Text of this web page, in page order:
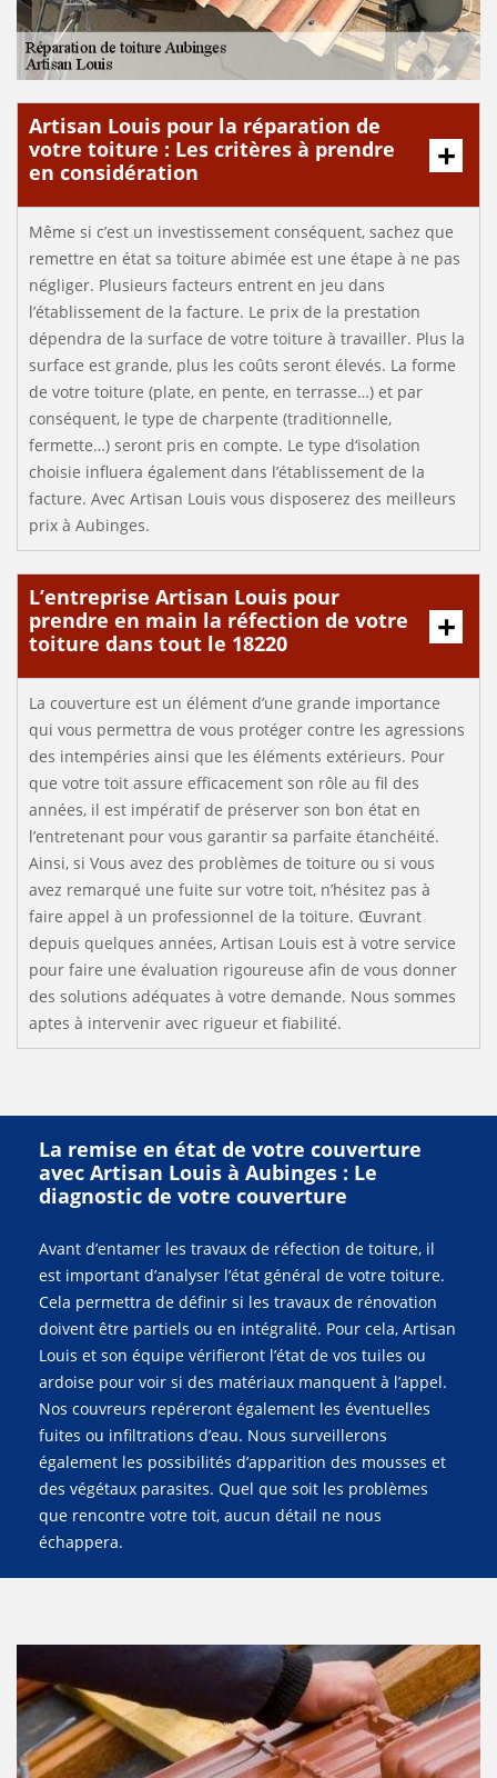
Artisan Louis pour la réparation de
votre toiture : Les critères à prendre
en considération
Même si c’est un investissement conséquent, sachez que
remettre en état sa toiture abimée est une étape à ne pas
négliger. Plusieurs facteurs entrent en jeu dans
l’établissement de la facture. Le prix de la prestation
dépendra de la surface de votre toiture à travailler. Plus la
surface est grande, plus les coûts seront élevés. La forme
de votre toiture (plate, en pente, en terrasse…) et par
conséquent, le type de charpente (traditionnelle,
fermette…) seront pris en compte. Le type d‘isolation
choisie influera également dans l’établissement de la
facture. Avec Artisan Louis vous disposerez des meilleurs
prix à Aubinges.
L’entreprise Artisan Louis pour
prendre en main la réfection de votre
toiture dans tout le 18220
La couverture est un élément d’une grande importance
qui vous permettra de vous protéger contre les agressions
des intempéries ainsi que les éléments extérieurs. Pour
que votre toit assure efficacement son rôle au fil des
années, il est impératif de préserver son bon état en
l’entretenant pour vous garantir sa parfaite étanchéité.
Ainsi, si Vous avez des problèmes de toiture ou si vous
avez remarqué une fuite sur votre toit, n’hésitez pas à
faire appel à un professionnel de la toiture. Œuvrant
depuis quelques années, Artisan Louis est à votre service
pour faire une évaluation rigoureuse afin de vous donner
des solutions adéquates à votre demande. Nous sommes
aptes à intervenir avec rigueur et fiabilité.
La remise en état de votre couverture
avec Artisan Louis à Aubinges : Le
diagnostic de votre couverture
Avant d’entamer les travaux de réfection de toiture, il
est important d’analyser l’état général de votre toiture.
Cela permettra de définir si les travaux de rénovation
doivent être partiels ou en intégralité. Pour cela, Artisan
Louis et son équipe vérifieront l’état de vos tuiles ou
ardoise pour voir si des matériaux manquent à l’appel.
Nos couvreurs repéreront également les éventuelles
fuites ou infiltrations d’eau. Nous surveillerons
également les possibilités d’apparition des mousses et
des végétaux parasites. Quel que soit les problèmes
que rencontre votre toit, aucun détail ne nous
échappera.